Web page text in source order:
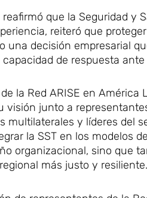
que la Seguridad y
reiteró que
una decisión empresarial
de respuesta
la Red ARISE en América
visión junto a
multilaterales y líderes del
la SST en los modelos
organizacional, sino que
más justo y resiliente.